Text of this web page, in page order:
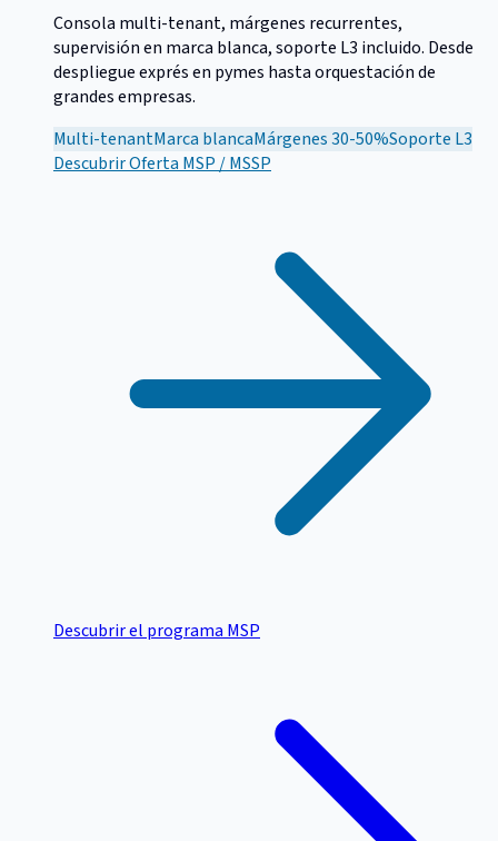
Consola multi-tenant, márgenes recurrentes,
supervisión en marca blanca, soporte L3 incluido. Desde
despliegue exprés en pymes hasta orquestación de
grandes empresas.
Multi-tenantMarca blancaMárgenes 30-50%Soporte L3
DescubrirOferta MSP / MSSP
Descubrir el programa MSP